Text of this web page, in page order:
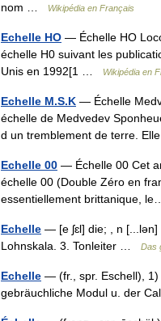
nom …
Wikipédia en Français
Echelle HO — Échelle HO
échelle H0 suivant les
Unis en 1992[1 …
Wikipédia en
Echelle M.S.K — Échelle
échelle de Medvedev
d un tremblement de terre.
Echelle 00 — Échelle 00 Cet
échelle 00 (Double Zéro en
essentiellement brittanique,
Echelle — [e ʃɛl] die; , n
Lohnskala. 3. Tonleiter …
Das
Echelle — (fr., spr. Eschell), 1)
gebräuchliche Modul u. der